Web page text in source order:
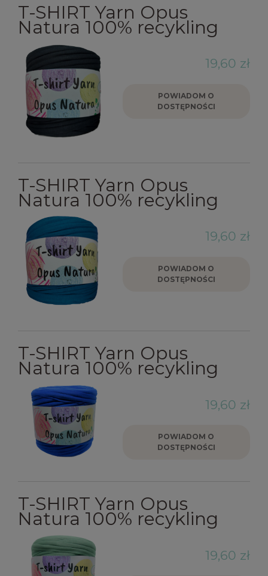
T-SHIRT Yarn Opus
Natura 100% recykling
19,60 zł
POWIADOM O
DOSTĘPNOŚCI
T-SHIRT Yarn Opus
Natura 100% recykling
19,60 zł
POWIADOM O
DOSTĘPNOŚCI
T-SHIRT Yarn Opus
Natura 100% recykling
19,60 zł
POWIADOM O
DOSTĘPNOŚCI
T-SHIRT Yarn Opus
Natura 100% recykling
19,60 zł